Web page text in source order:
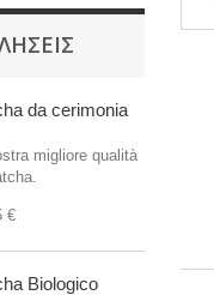
da cerimonia
migliore qualità
€
Biologico